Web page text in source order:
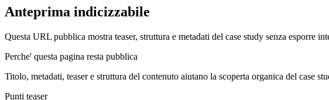
Anteprima indicizzabile
Questa URL pubblica mostra teaser, struttura e metadati del case study senza esporre
Perche' questa pagina resta pubblica
Titolo, metadati, teaser e struttura del contenuto aiutano la scoperta organica del case
Punti teaser